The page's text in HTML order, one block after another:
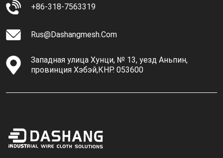
+86-318-7563319
Rus@dashangmesh.com
Западная улица Хунци, № 13, уезд Аньпин,
провинция Хэбэй,КНР. 053600